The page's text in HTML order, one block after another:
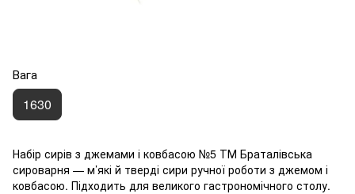
Вага
1630
Набір сирів з джемами і ковбасою №5 ТМ Браталівська
сироварня — м’які й тверді сири ручної роботи з джемом і
ковбасою. Підходить для великого гастрономічного столу.